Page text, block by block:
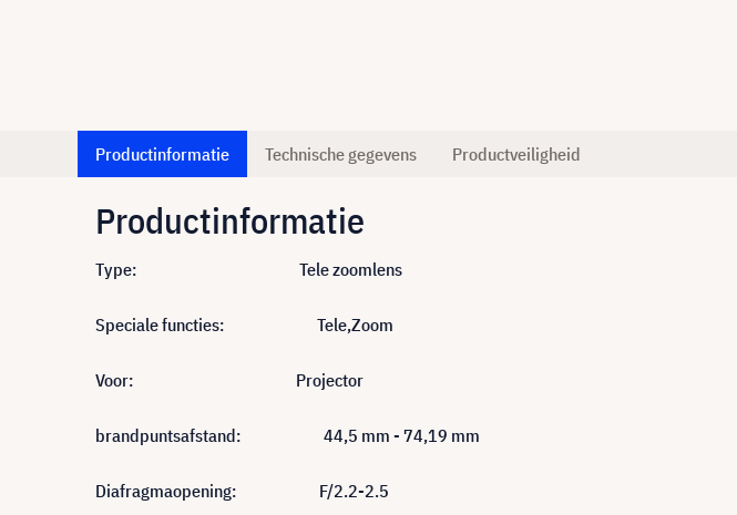
Productinformatie Technische gegevens Productveiligheid
Productinformatie
Type: Tele zoomlens
Speciale functies: Tele,Zoom
Voor: Projector
brandpuntsafstand: 44,5 mm - 74,19 mm
Diafragmaopening: F/2.2-2.5